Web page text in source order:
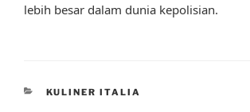
lebih besar dalam dunia kepolisian.
CATEGORIES
KULINER ITALIA